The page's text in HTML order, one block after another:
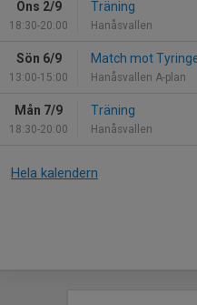
Ons 2/9
18:30-20:00
Träning
Hanåsvallen
Sön 6/9
13:00-15:00
Match mot
Hanåsvallen A-plan
Mån 7/9
18:30-20:00
Träning
Hanåsvallen
Hela kalendern